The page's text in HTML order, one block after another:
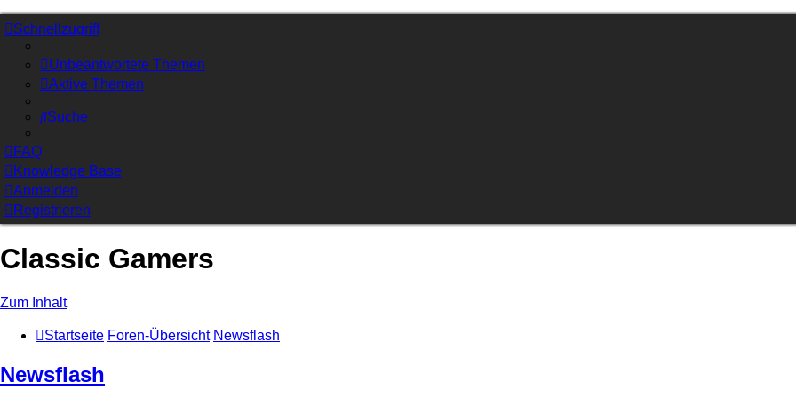
Schnellzugriff
Unbeantwortete Themen
Aktive Themen
Suche
FAQ
Knowledge Base
Anmelden
Registrieren
Classic Gamers
Zum Inhalt
Startseite Foren-Übersicht Newsflash
Newsflash